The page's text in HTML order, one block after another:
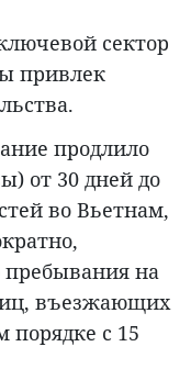
сектор
привлек
продлило
от 30 дней до
во Вьетнам,
пребывания на
въезжающих
порядке с 15